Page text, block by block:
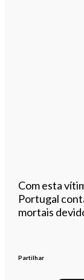
Com esta
Portugal
mortais
Partilhar